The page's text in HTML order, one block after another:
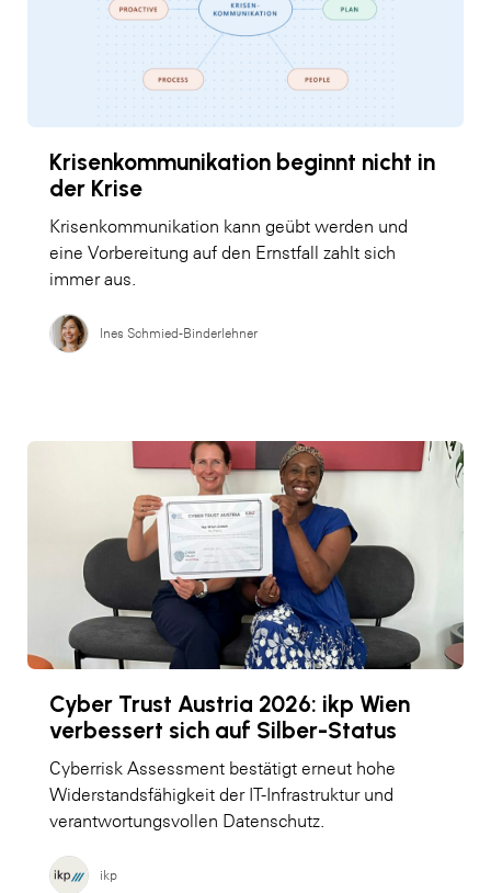
Krisenkommunikation beginnt nicht in
der Krise
Krisenkommunikation kann geübt werden und
eine Vorbereitung auf den Ernstfall zahlt sich
immer aus.
Ines Schmied-Binderlehner
Cyber Trust Austria 2026: ikp Wien
verbessert sich auf Silber-Status
Cyberrisk Assessment bestätigt erneut hohe
Widerstandsfähigkeit der IT-Infrastruktur und
verantwortungsvollen Datenschutz.
ikp